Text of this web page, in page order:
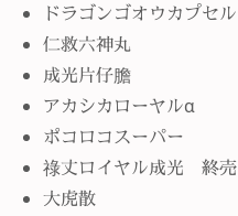
ドラゴンゴオウカプセル
仁救六神丸
成光片仔膽
アカシカローヤルα
ポコロコスーパー
祿丈ロイヤル成光 終売
大虎散